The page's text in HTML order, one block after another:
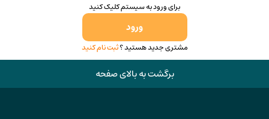
برای ورود به سیستم کلیک کنید
ورود
مشتری جدید هستید ؟ثبت نام کنید
برگشت به بالای صفحه